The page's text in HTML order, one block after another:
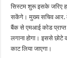
सिस्टम शुरू इसके जरिए
सकेंगे। मुख्य सचिव आर. के.
बैंक से एमआई कोड प्राप्त
लगाना होगा। इससे छोटे
काट लिया जाएगा।